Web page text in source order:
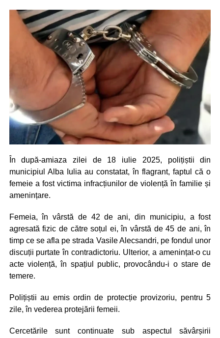
În după-amiaza zilei de 18 iulie 2025, polițiștii din
municipiul Alba Iulia au constatat, în flagrant, faptul că o
femeie a fost victima infracțiunilor de violență în familie și
amenințare.
Femeia, în vârstă de 42 de ani, din municipiu, a fost
agresată fizic de către soțul ei, în vârstă de 45 de ani, în
timp ce se afla pe strada Vasile Alecsandri, pe fondul unor
discuții purtate în contradictoriu. Ulterior, a amenințat-o cu
acte violență, în spațiul public, provocându-i o stare de
temere.
Polițiștii au emis ordin de protecție provizoriu, pentru 5
zile, în vederea protejării femeii.
Cercetările sunt continuate sub aspectul săvârșirii